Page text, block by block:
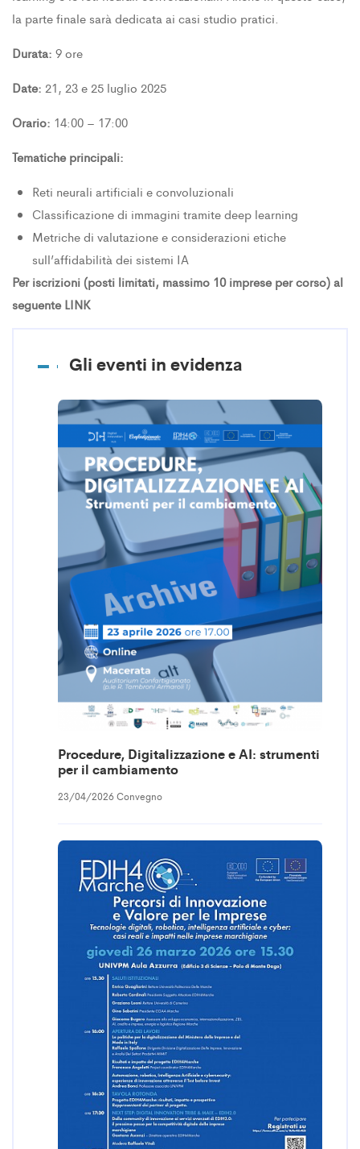
la parte finale sarà dedicata ai casi studio pratici.
Durata: 9 ore
Date: 21, 23 e 25 luglio 2025
Orario: 14:00 – 17:00
Tematiche principali:
Reti neurali artificiali e convoluzionali
Classificazione di immagini tramite deep learning
Metriche di valutazione e considerazioni etiche
sull’affidabilità dei sistemi IA
Per iscrizioni (posti limitati, massimo 10 imprese per corso) al
seguenteLINK
Gli eventi in evidenza
Procedure, Digitalizzazione e AI: strumenti
per il cambiamento
23/04/2026 Convegno